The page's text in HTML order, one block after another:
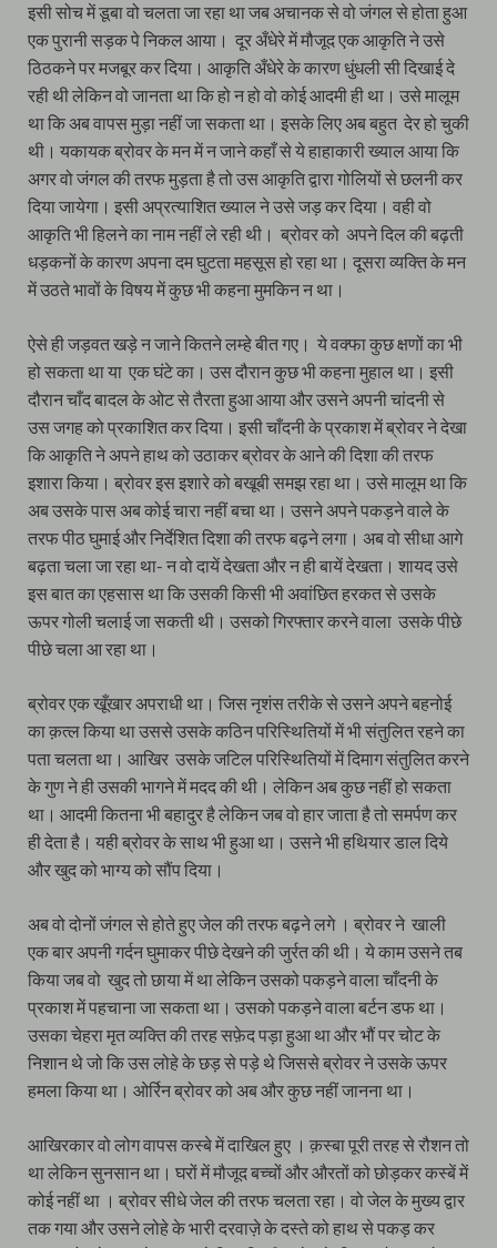
इसी सोच में डूबा वो चलता जा रहा था जब अचानक से वो जंगल से होता हुआ
एक पुरानी सड़क पे निकल आया। दूर अँधेरे में मौजूद एक आकृति ने उसे
ठिठकने पर मजबूर कर दिया। आकृति अँधेरे के कारण धुंधली सी दिखाई दे
रही थी लेकिन वो जानता था कि हो न हो वो कोई आदमी ही था। उसे मालूम
था कि अब वापस मुड़ा नहीं जा सकता था। इसके लिए अब बहुत देर हो चुकी
थी। यकायक ब्रोवर के मन में न जाने कहाँ से ये हाहाकारी ख्याल आया कि
अगर वो जंगल की तरफ मुड़ता है तो उस आकृति द्वारा गोलियों से छलनी कर
दिया जायेगा। इसी अप्रत्याशित ख्याल ने उसे जड़ कर दिया। वही वो
आकृति भी हिलने का नाम नहीं ले रही थी। ब्रोवर को अपने दिल की बढ़ती
धड़कनों के कारण अपना दम घुटता महसूस हो रहा था। दूसरा व्यक्ति के मन
में उठते भावों के विषय में कुछ भी कहना मुमकिन न था।
ऐसे ही जड़वत खड़े न जाने कितने लम्हे बीत गए। ये वक्फा कुछ क्षणों का भी
हो सकता था या एक घंटे का। उस दौरान कुछ भी कहना मुहाल था। इसी
दौरान चाँद बादल के ओट से तैरता हुआ आया और उसने अपनी चांदनी से
उस जगह को प्रकाशित कर दिया। इसी चाँदनी के प्रकाश में ब्रोवर ने देखा
कि आकृति ने अपने हाथ को उठाकर ब्रोवर के आने की दिशा की तरफ
इशारा किया। ब्रोवर इस इशारे को बखूबी समझ रहा था। उसे मालूम था कि
अब उसके पास अब कोई चारा नहीं बचा था। उसने अपने पकड़ने वाले के
तरफ पीठ घुमाई और निर्देशित दिशा की तरफ बढ़ने लगा। अब वो सीधा आगे
बढ़ता चला जा रहा था- न वो दायें देखता और न ही बायें देखता। शायद उसे
इस बात का एहसास था कि उसकी किसी भी अवांछित हरकत से उसके
ऊपर गोली चलाई जा सकती थी। उसको गिरफ्तार करने वाला उसके पीछे
पीछे चला आ रहा था।
ब्रोवर एक खूँखार अपराधी था। जिस नृशंस तरीके से उसने अपने बहनोई
का क़त्ल किया था उससे उसके कठिन परिस्थितियों में भी संतुलित रहने का
पता चलता था। आखिर उसके जटिल परिस्थितियों में दिमाग संतुलित करने
के गुण ने ही उसकी भागने में मदद की थी। लेकिन अब कुछ नहीं हो सकता
था। आदमी कितना भी बहादुर है लेकिन जब वो हार जाता है तो समर्पण कर
ही देता है। यही ब्रोवर के साथ भी हुआ था। उसने भी हथियार डाल दिये
और खुद को भाग्य को सौंप दिया।
अब वो दोनों जंगल से होते हुए जेल की तरफ बढ़ने लगे । ब्रोवर ने खाली
एक बार अपनी गर्दन घुमाकर पीछे देखने की जुर्रत की थी। ये काम उसने तब
किया जब वो खुद तो छाया में था लेकिन उसको पकड़ने वाला चाँदनी के
प्रकाश में पहचाना जा सकता था। उसको पकड़ने वाला बर्टन डफ था।
उसका चेहरा मृत व्यक्ति की तरह सफ़ेद पड़ा हुआ था और भौं पर चोट के
निशान थे जो कि उस लोहे के छड़ से पड़े थे जिससे ब्रोवर ने उसके ऊपर
हमला किया था। ओर्रिन ब्रोवर को अब और कुछ नहीं जानना था।
आखिरकार वो लोग वापस कस्बे में दाखिल हुए । क़स्बा पूरी तरह से रौशन तो
था लेकिन सुनसान था। घरों में मौजूद बच्चों और औरतों को छोड़कर कस्बें में
कोई नहीं था । ब्रोवर सीधे जेल की तरफ चलता रहा। वो जेल के मुख्य द्वार
तक गया और उसने लोहे के भारी दरवाज़े के दस्ते को हाथ से पकड़ कर